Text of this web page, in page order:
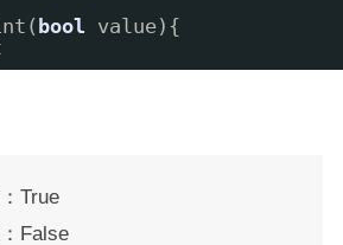
bool
value){
True
False